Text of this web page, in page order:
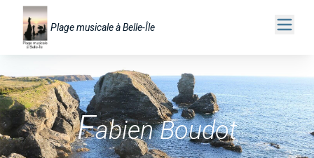
Plage musicale à Belle-Île
Fabien Boudot